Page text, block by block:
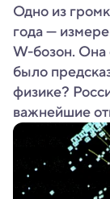
Одно из
года —
W-бозон. Она
было
физике?
важнейшие